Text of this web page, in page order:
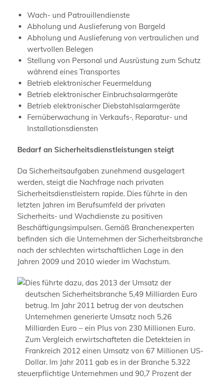
Wach- und Patrouillendienste
Abholung und Auslieferung von Bargeld
Abholung und Auslieferung von vertraulichen und
wertvollen Belegen
Stellung von Personal und Ausrüstung zum Schutz
während eines Transportes
Betrieb elektronischer Feuermeldung
Betrieb elektronischer Einbruchsalarmgeräte
Betrieb elektronischer Diebstahlsalarmgeräte
Fernüberwachung in Verkaufs-, Reparatur- und
Installationsdiensten
Bedarf an Sicherheitsdienstleistungen steigt
Da Sicherheitsaufgaben zunehmend ausgelagert
werden, steigt die Nachfrage nach privaten
Sicherheitsdienstleistern rapide. Dies führte in den
letzten Jahren im Berufsumfeld der privaten
Sicherheits- und Wachdienste zu positiven
Beschäftigungsimpulsen. Gemäß Branchenexperten
befinden sich die Unternehmen der Sicherheitsbranche
nach der schlechten wirtschaftlichen Lage in den
Jahren 2009 und 2010 wieder im Wachstum.
Dies führte dazu, das 2013 der Umsatz der
deutschen Sicherheitsbranche 5,49 Milliarden Euro
betrug. Im Jahr 2011 betrug der von deutschen
Unternehmen generierte Umsatz noch 5,26
Milliarden Euro – ein Plus von 230 Millionen Euro.
Zum Vergleich erwirtschafteten die Detekteien in
Frankreich 2012 einen Umsatz von 67 Millionen US-
Dollar. Im Jahr 2011 gab es in der Branche 5.322
steuerpflichtige Unternehmen und 90,7 Prozent der